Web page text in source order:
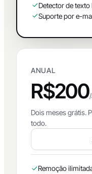
Detector de texto
Suporte por e-
ANUAL
R$200
Dois meses grátis.
todo.
Remoção